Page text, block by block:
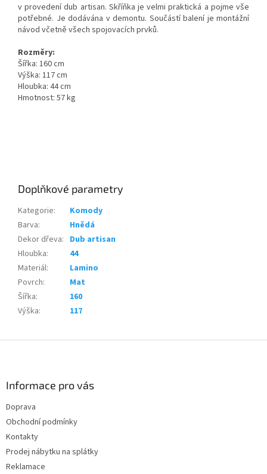
v provedení dub artisan. Skříňka je velmi praktická a pojme vše
potřebné. Je dodávána v demontu. Součástí balení je montážní
návod včetně všech spojovacích prvků.
Rozměry:
Šířka: 160 cm
Výška: 117 cm
Hloubka: 44 cm
Hmotnost: 57 kg
Doplňkové parametry
Kategorie:
Komody
Barva:
Hnědá
Dekor dřeva: Dub artisan
Hloubka:
44
Materiál:
Lamino
Povrch:
Mat
Šířka:
160
Výška: 117
Informace pro vás
Doprava
Obchodní podmínky
Kontakty
Prodej nábytku na splátky
Reklamace